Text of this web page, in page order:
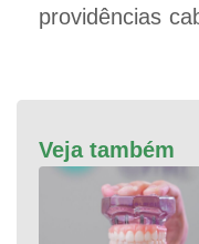
providências
Veja também